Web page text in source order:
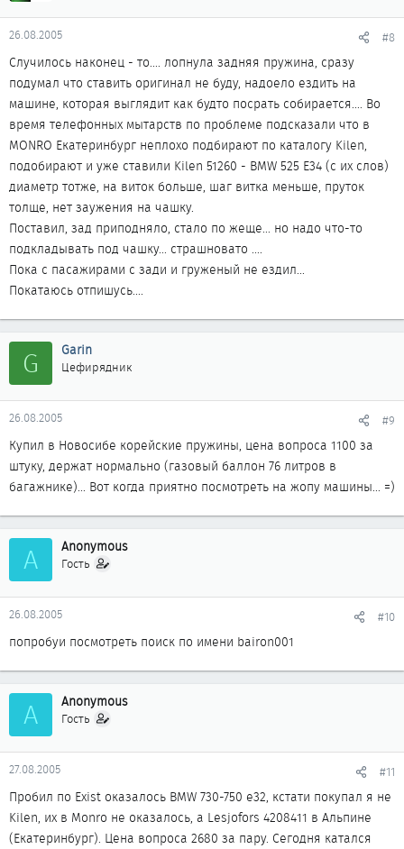
26.08.2005 #8
Случилось наконец - то.... лопнула задняя пружина, сразу
подумал что ставить оригинал не буду, надоело ездить на
машине, которая выглядит как будто посрать собирается.... Во
время телефонных мытарств по проблеме подсказали что в
MONRO Екатеринбург неплохо подбирают по каталогу Kilen,
подобирают и уже ставили Kilen 51260 - BMW 525 E34 (с их слов)
диаметр тотже, на виток больше, шаг витка меньше, пруток
толще, нет заужения на чашку.
Поставил, зад приподняло, стало по жеще... но надо что-то
подкладывать под чашку... страшновато ....
Пока с пасажирами с зади и груженый не ездил...
Покатаюсь отпишусь....
G Garin
Цефирядник
26.08.2005 #9
Купил в Новосибе корейские пружины, цена вопроса 1100 за
штуку, держат нормально (газовый баллон 76 литров в
багажнике)... Вот когда приятно посмотреть на жопу машины... =)
A Anonymous
Гость
26.08.2005 #10
попробуи посмотреть поиск по имени bairon001
A Anonymous
Гость
27.08.2005 #11
Пробил по Exist оказалось BMW 730-750 e32, кстати покупал я не
Kilen, их в Monro не оказалось, а Lesjofors 4208411 в Альпине
(Екатеринбург). Цена вопроса 2680 за пару. Сегодня катался